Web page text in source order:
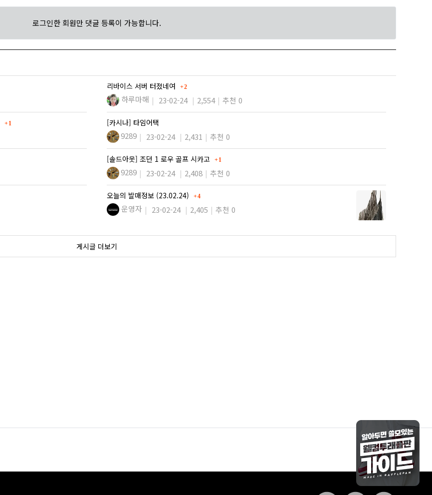
로그인한 회원만 댓글 등록이 가능합니다.
댓글
1
리바이스 서버 터졌네여 댓글
2
하루마해 23-02-24 2,554 추천 0
[카시나] 타임어택
9289 23-02-24 2,431 추천 0
[솔드아웃] 조던 1 로우 골프 시카고 댓글
1
9289 23-02-24 2,408 추천 0
오늘의 발매정보 (23.02.24) 댓글
4
운영자 23-02-24 2,405 추천 0
게시글 더보기